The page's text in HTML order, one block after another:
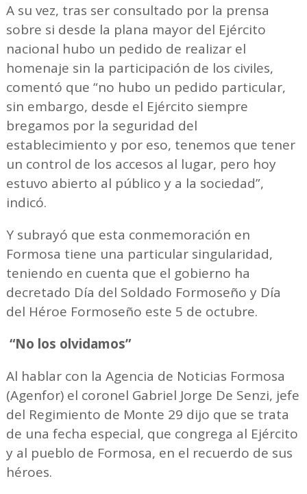
A su vez, tras ser consultado por la prensa
sobre si desde la plana mayor del Ejército
nacional hubo un pedido de realizar el
homenaje sin la participación de los civiles,
comentó que “no hubo un pedido particular,
sin embargo, desde el Ejército siempre
bregamos por la seguridad del
establecimiento y por eso, tenemos que tener
un control de los accesos al lugar, pero hoy
estuvo abierto al público y a la sociedad”,
indicó.
Y subrayó que esta conmemoración en
Formosa tiene una particular singularidad,
teniendo en cuenta que el gobierno ha
decretado Día del Soldado Formoseño y Día
del Héroe Formoseño este 5 de octubre.
“No los olvidamos”
Al hablar con la Agencia de Noticias Formosa
(Agenfor) el coronel Gabriel Jorge De Senzi, jefe
del Regimiento de Monte 29 dijo que se trata
de una fecha especial, que congrega al Ejército
y al pueblo de Formosa, en el recuerdo de sus
héroes.